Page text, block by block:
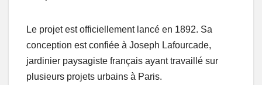
Le projet est officiellement lancé en 1892. Sa
conception est confiée à Joseph Lafourcade,
jardinier paysagiste français ayant travaillé sur
plusieurs projets urbains à Paris.